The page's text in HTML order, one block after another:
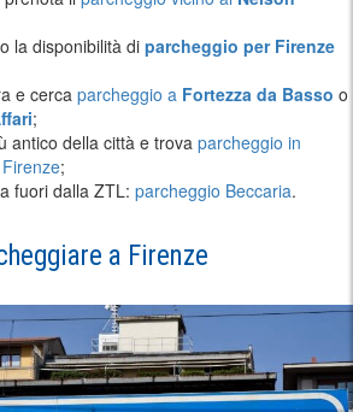
la disponibilità di parcheggio per Firenze
e cerca parcheggio a Fortezza da Basso o
;
antico della città e trova parcheggio in
;
fuori dalla ZTL: parcheggio Beccaria.
a Firenze